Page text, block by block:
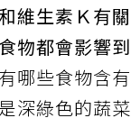
維生素Ｋ有
物都會影響
哪些食物含
深綠色的蔬